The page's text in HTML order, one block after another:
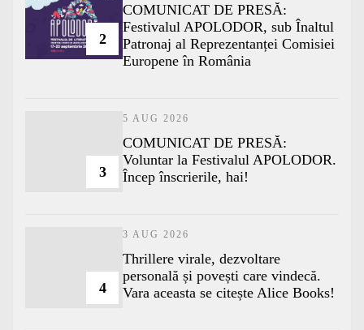
2
COMUNICAT DE PRESĂ:
Festivalul APOLODOR, sub Înaltul
Patronaj al Reprezentanței Comisiei
Europene în România
3
5 AUG 2026
COMUNICAT DE PRESĂ:
Voluntar la Festivalul APOLODOR.
Încep înscrierile, hai!
4
3 AUG 2026
Thrillere virale, dezvoltare
personală și povești care vindecă.
Vara aceasta se citește Alice Books!